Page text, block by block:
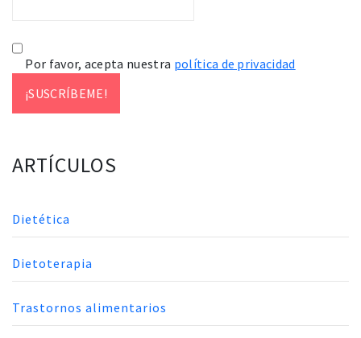
Por favor, acepta nuestra política de privacidad
ARTÍCULOS
Dietética
Dietoterapia
Trastornos alimentarios